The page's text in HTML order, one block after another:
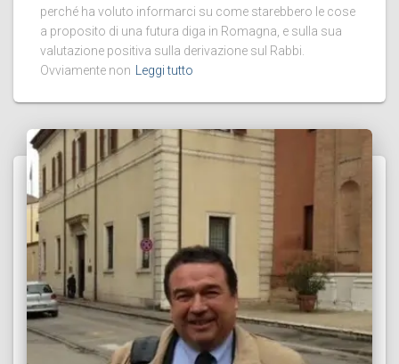
perché ha voluto informarci su come starebbero le cose
a proposito di una futura diga in Romagna, e sulla sua
valutazione positiva sulla derivazione sul Rabbi.
Ovviamente non
Leggi tutto